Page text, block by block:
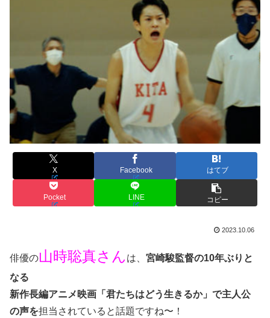
X Facebook はてブ
Pocket LINE コピー
2023.10.06
俳優の山時聡真さん は、 宮崎駿監督の10年ぶりと
なる
新作長編アニメ映画「君たちはどう生きるか」で主人公
の声を担当されていると話題ですね〜！